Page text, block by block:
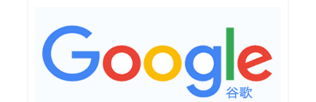
研究并精心选择关键词，确保其与网站内容高度相关，
并合理布局在网站的标题、描述、内容等位置。2，内容
优化：持续发布高质量、原创的内容，满足用户需求，
提高网站权威性和用户粘性。3，网站结构优化：确保网
站结构清晰、简洁，便于搜索引擎抓取和索引，同时提